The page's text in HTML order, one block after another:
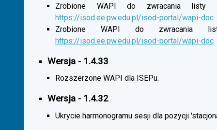
Zrobione WAPI do zwracania listy
https://isod.ee.pw.edu.pl/isod-portal/wapi-doc
Zrobione WAPI do zwracania listy
https://isod.ee.pw.edu.pl/isod-portal/wapi-doc
Wersja - 1.4.33
Rozszerzone WAPI dla ISEPu.
Wersja - 1.4.32
Ukrycie harmonogramu sesji dla pozycji